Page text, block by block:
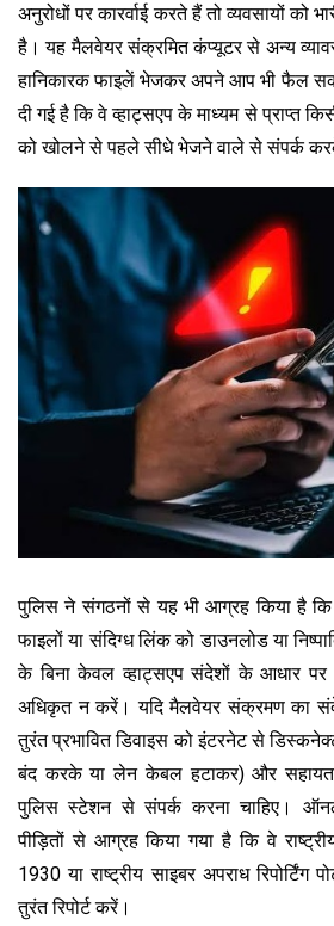
अनुरोधों पर कारर्वाई करते हैं तो व्यवसायों को
है। यह मैलवेयर संक्रमित कंप्यूटर से अन्य
हानिकारक फाइलें भेजकर अपने आप भी फैल
दी गई है कि वे व्हाट्सएप के माध्यम से प्राप्त
को खोलने से पहले सीधे भेजने वाले से संपर्क
पुलिस ने संगठनों से यह भी आग्रह किया है
फाइलों या संदिग्ध लिंक को डाउनलोड या
के बिना केवल व्हाट्सएप संदेशों के आधार
अधिकृत न करें। यदि मैलवेयर संक्रमण का
तुरंत प्रभावित डिवाइस को इंटरनेट से
बंद करके या लेन केबल हटाकर) और
पुलिस स्टेशन से संपर्क करना चाहिए।
पीड़ितों से आग्रह किया गया है कि वे
1930 या राष्ट्रीय साइबर अपराध रिपोर्टिंग
तुरंत रिपोर्ट करें।